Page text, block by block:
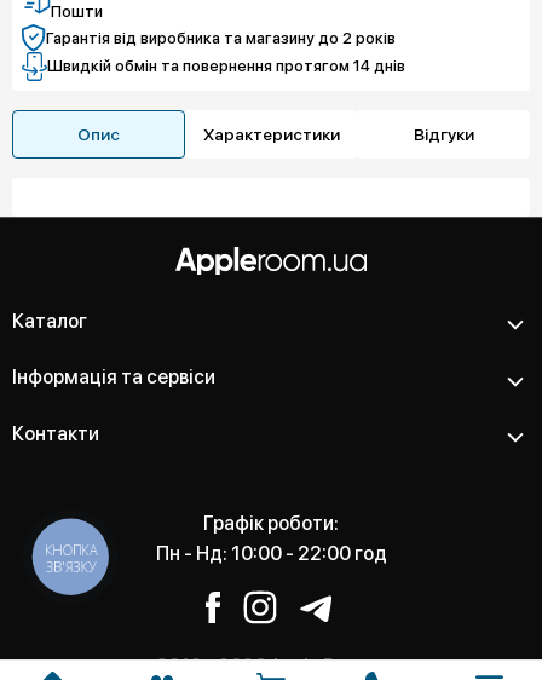
Пошти
Гарантія від виробника та магазину до 2 років
Швидкій обмін та повернення протягом 14 днів
Опис Характеристики Відгуки
Каталог
Інформація та сервіси
Контакти
Графік роботи:
Пн - Нд: 10:00 - 22:00 год
2012 - 2026 Apple Room -
КНОПКА
ЗВ'ЯЗКУ